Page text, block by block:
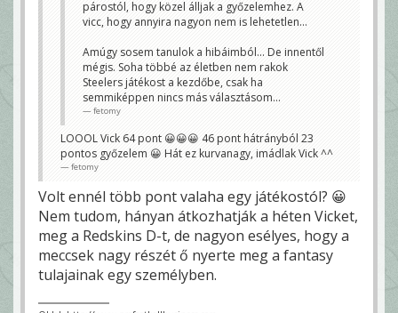
párostól, hogy közel álljak a győzelemhez. A
vicc, hogy annyira nagyon nem is lehetetlen...
Amúgy sosem tanulok a hibáimból... De innentől
mégis. Soha többé az életben nem rakok
Steelers játékost a kezdőbe, csak ha
semmiképpen nincs más választásom...
fetomy
LOOOL Vick 64 pont 😀😀😀 46 pont hátrányból 23
pontos győzelem 😀 Hát ez kurvanagy, imádlak Vick ^^
fetomy
Volt ennél több pont valaha egy játékostól? 😀
Nem tudom, hányan átkozhatják a héten Vicket,
meg a Redskins D-t, de nagyon esélyes, hogy a
meccsek nagy részét ő nyerte meg a fantasy
tulajainak egy személyben.